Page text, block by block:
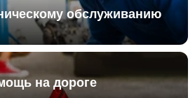
обслуживанию
на дороге